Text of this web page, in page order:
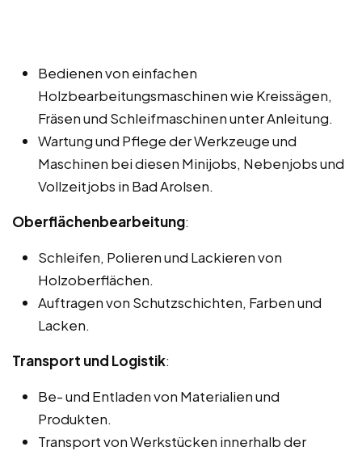
Bedienen von einfachen
Holzbearbeitungsmaschinen wie Kreissägen,
Fräsen und Schleifmaschinen unter Anleitung.
Wartung und Pflege der Werkzeuge und
Maschinen bei diesen Minijobs, Nebenjobs und
Vollzeitjobs in Bad Arolsen.
Oberflächenbearbeitung:
Schleifen, Polieren und Lackieren von
Holzoberflächen.
Auftragen von Schutzschichten, Farben und
Lacken.
Transport und Logistik:
Be- und Entladen von Materialien und
Produkten.
Transport von Werkstücken innerhalb der